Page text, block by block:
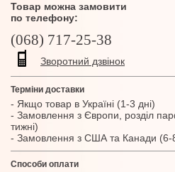
Товар можна замовити
по телефону:
(068) 717-25-38
Зворотний дзвінок
Терміни доставки
- Якщо товар в Україні (1-3 дні)
- Замовлення з Європи, розділ
тижні)
- Замовлення з США та Канади (6-
Способи оплати